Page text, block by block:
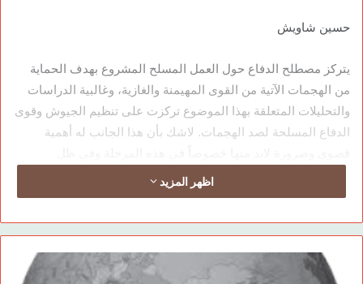
حسين شاويش
يتركز مصطلح الدفاع حول العمل المسلح المشروع بهدف الحماية
من الهجمات الآتية من القوى المهيمنة والغازية، وغالبية الدراسات
والتحليلات المتعلقة بهذا الموضوع تركزت على تنظيم الجيوش وقوى
الدفاع المسلحة لصد الهجمات. لاشك بأن هذا الجانب له أهمية
الهجمات الدموية التي تقوم بها العصابات الفاشية تحت مسميات
متعددة في الشرق الأوسط بشكل عام وكردستان بشكل خاص. ولكن
الذاتي وهذا الجانب له أهمية تاريخية ومرتبط بالوجود الاجتماعي من
ناحية الهوية الثقافية والأخلاق والفكر ولم يتم التركيز عليه كثيراً حتى
الآن. هذا الجانب من الدفاع الذاتي يكمل الجانب المسلح ويغذيه
اظهر المزيد